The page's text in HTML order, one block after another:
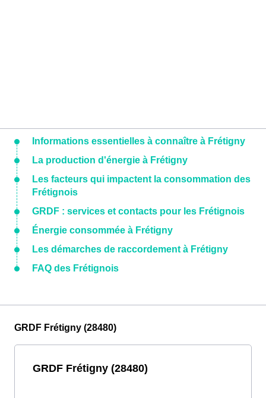
Informations essentielles à connaître à Frétigny
La production d'énergie à Frétigny
Les facteurs qui impactent la consommation des
Frétignois
GRDF : services et contacts pour les Frétignois
Énergie consommée à Frétigny
Les démarches de raccordement à Frétigny
FAQ des Frétignois
GRDF Frétigny (28480)
GRDF Frétigny (28480)